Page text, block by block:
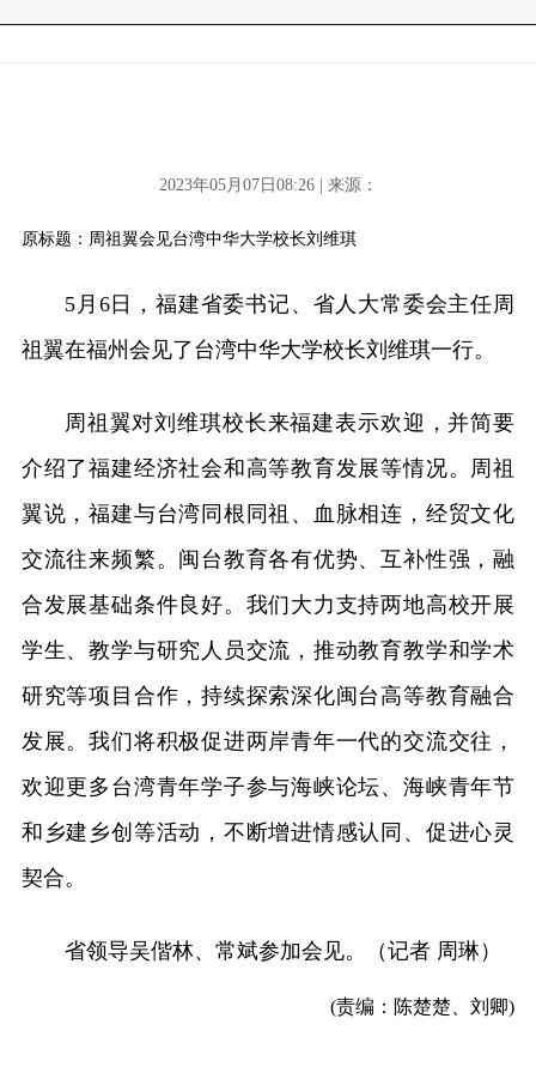
2023年05月07日08:26 | 来源：
原标题：周祖翼会见台湾中华大学校长刘维琪
5月6日，福建省委书记、省人大常委会主任周
祖翼在福州会见了台湾中华大学校长刘维琪一行。
周祖翼对刘维琪校长来福建表示欢迎，并简要
介绍了福建经济社会和高等教育发展等情况。周祖
翼说，福建与台湾同根同祖、血脉相连，经贸文化
交流往来频繁。闽台教育各有优势、互补性强，融
合发展基础条件良好。我们大力支持两地高校开展
学生、教学与研究人员交流，推动教育教学和学术
研究等项目合作，持续探索深化闽台高等教育融合
发展。我们将积极促进两岸青年一代的交流交往，
欢迎更多台湾青年学子参与海峡论坛、海峡青年节
和乡建乡创等活动，不断增进情感认同、促进心灵
契合。
省领导吴偕林、常斌参加会见。（记者 周琳）
(责编：陈楚楚、刘卿)